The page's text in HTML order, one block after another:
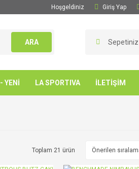
Hoşgeldiniz Giriş Yap
ARA Sepetiniz
YENİ LA SPORTIVA İLETİŞİM
Toplam 21 ürün